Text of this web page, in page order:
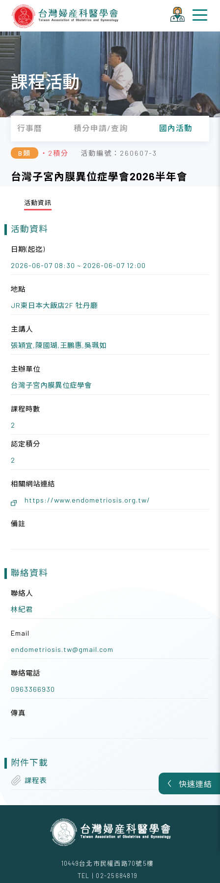
快速連結
課程活動
行事曆 積分申請/查詢 國內活動
B類 ・2積分 活動編號：260607-3
台灣子宮內膜異位症學會2026半年會
活動資訊
活動資料
日期(起迄)
2026-06-07 08:30 ~ 2026-06-07 12:00
地點
JR東日本大飯店2F 牡丹廳
主講人
張穎宜,陳國瑚,王鵬惠,吳珮如
主辦單位
台灣子宮內膜異位症學會
課程時數
2
認定積分
2
相關網站連結
https://www.endometriosis.org.tw/
備註
聯絡資料
聯絡人
林紀君
Email
endometriosis.tw@gmail.com
聯絡電話
0963366930
傳真
附件下載
課程表
10449台北市民權西路70號5樓
TEL | 02-25684819